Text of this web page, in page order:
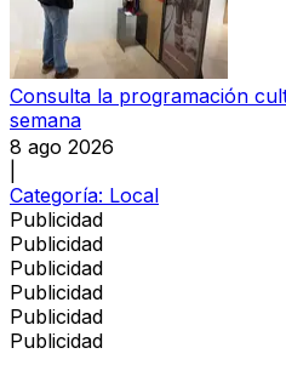
Consulta la programación
semana
8 ago 2026
Categoría: Local
Publicidad
Publicidad
Publicidad
Publicidad
Publicidad
Publicidad